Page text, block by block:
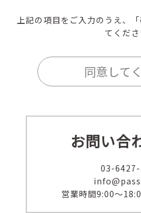
連絡先：電話03(6427)3846
(1)ご本人より直接書面等(ホ
等によるものを含む。以下「
た個人情報を取得する場合の
人
情
ン)
情
上記の項目をご入力のうえ、
てくださ
お問い合
03-
営業時間9:00〜